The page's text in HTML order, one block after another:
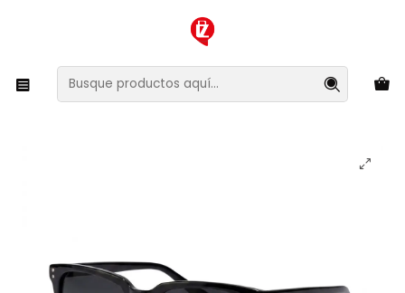
XMAS SALE ¡Compra antes de que la oferta termine!
Lentes y Accesorios Lentes de Sol
Lentes de Sol Polarizado Hawkers Jack HJAC22BGTP -
Talla 51mm